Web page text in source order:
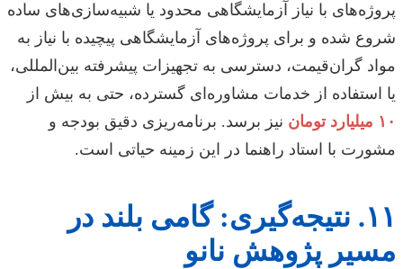
پروژه‌های با نیاز آزمایشگاهی محدود یا شبیه‌سازی‌های ساده
شروع شده و برای پروژه‌های آزمایشگاهی پیچیده با نیاز به
مواد گران‌قیمت، دسترسی به تجهیزات پیشرفته بین‌المللی،
یا استفاده از خدمات مشاوره‌ای گسترده، حتی به بیش از
۱۰ میلیارد تومان
نیز برسد. برنامه‌ریزی دقیق بودجه و
مشورت با استاد راهنما در این زمینه حیاتی است.
۱۱. نتیجه‌گیری: گامی بلند در
مسیر پژوهش نانو